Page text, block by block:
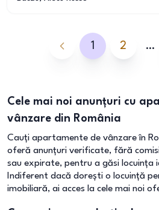
1 2 …
Cele mai noi anunțuri cu
vânzare din România
Cauți apartamente de vânzare în
oferă anunțuri verificate, fără
sau expirate, pentru a găsi locuința
Indiferent dacă dorești o locuință
imobiliară, ai acces la cele mai noi